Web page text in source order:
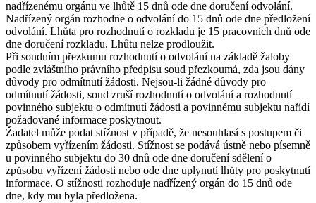
nadřízenému orgánu ve lhůtě 15 dnů ode dne doručení odvolání.
Nadřízený orgán rozhodne o odvolání do 15 dnů ode dne předložení
odvolání. Lhůta pro rozhodnutí o rozkladu je 15 pracovních dnů ode
dne doručení rozkladu. Lhůtu nelze prodloužit.
Při soudním přezkumu rozhodnutí o odvolání na základě žaloby
podle zvláštního právního předpisu soud přezkoumá, zda jsou dány
důvody pro odmítnutí žádosti. Nejsou-li žádné důvody pro
odmítnutí žádosti, soud zruší rozhodnutí o odvolání a rozhodnutí
povinného subjektu o odmítnutí žádosti a povinnému subjektu nařídí
požadované informace poskytnout.
Žadatel může podat stížnost v případě, že nesouhlasí s postupem či
způsobem vyřízením žádosti. Stížnost se podává ústně nebo písemně
u povinného subjektu do 30 dnů ode dne doručení sdělení o
způsobu vyřízení žádosti nebo ode dne uplynutí lhůty pro poskytnutí
informace. O stížnosti rozhoduje nadřízený orgán do 15 dnů ode
dne, kdy mu byla předložena.